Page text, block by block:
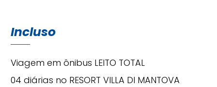
Incluso
Viagem em ônibus LEITO TOTAL
04 diárias no RESORT VILLA DI MANTOVA